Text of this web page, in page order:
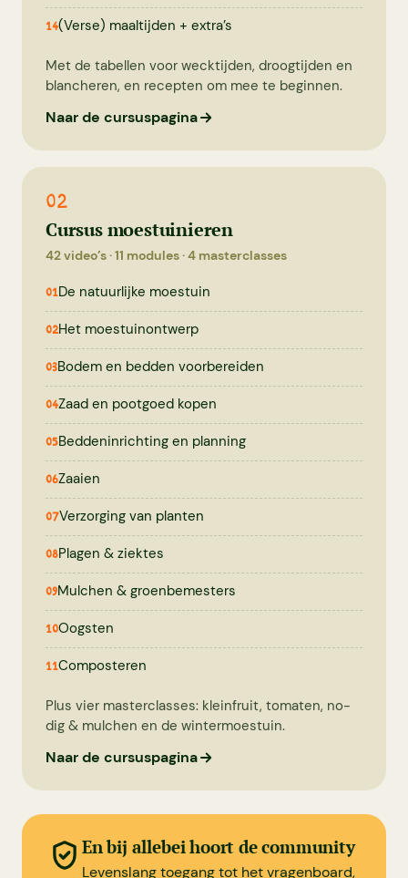
14(Verse) maaltijden + extra’s
Met de tabellen voor wecktijden, droogtijden en
blancheren, en recepten om mee te beginnen.
Naar de cursuspagina
02
Cursus moestuinieren
42 video’s · 11 modules · 4 masterclasses
01De natuurlijke moestuin
02Het moestuinontwerp
03Bodem en bedden voorbereiden
04Zaad en pootgoed kopen
05Beddeninrichting en planning
06Zaaien
07Verzorging van planten
08Plagen & ziektes
09Mulchen & groenbemesters
10Oogsten
11Composteren
Plus vier masterclasses: kleinfruit, tomaten, no-
dig & mulchen en de wintermoestuin.
Naar de cursuspagina
En bij allebei hoort de community
Levenslang toegang tot het vragenboard,